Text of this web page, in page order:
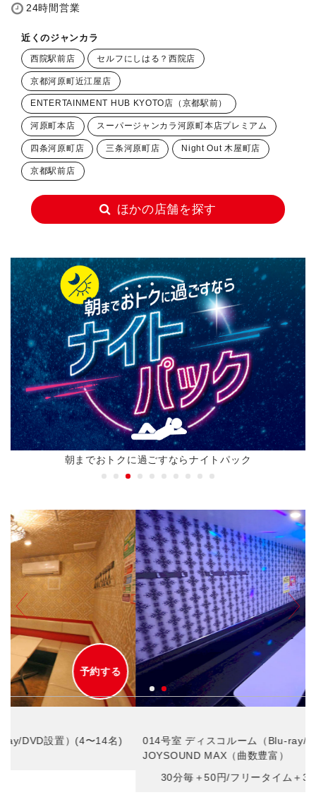
24時間営業
近くのジャンカラ
西院駅前店 セルフにしはる？西院店
京都河原町近江屋店
ENTERTAINMENT HUB KYOTO店（京都駅前）
河原町本店 スーパージャンカラ河原町本店プレミアム
四条河原町店 三条河原町店 Night Out 木屋町店
京都駅前店
ほかの店舗を探す
朝までおトクに過ごすならナイトパック
予約する
014号室 ディスコルーム（Blu-ray/DVD設置）(4〜15名)／
JOYSOUND MAX（曲数豊富）
30分毎＋50円/フリータイム＋300円